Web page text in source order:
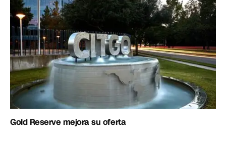
Gold Reserve mejora su oferta